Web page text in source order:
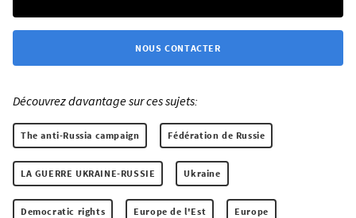
NOUS CONTACTER
Découvrez davantage sur ces sujets:
The anti-Russia campaign Fédération de Russie
LA GUERRE UKRAINE-RUSSIE Ukraine
Democratic rights Europe de l'Est Europe